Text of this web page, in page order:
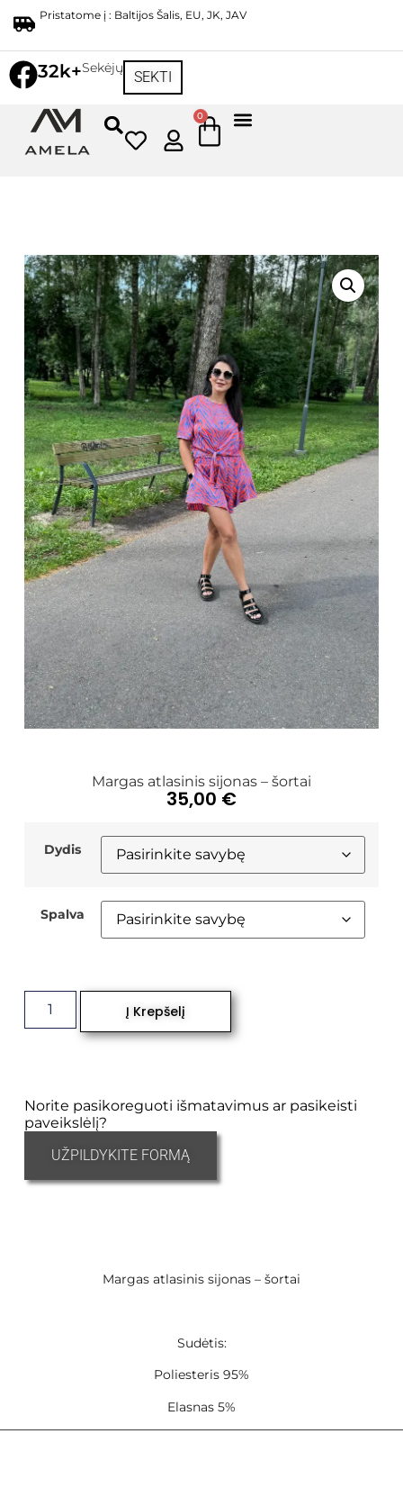
Pristatome į : Baltijos Šalis, EU, JK, JAV
32k+Sekėjų
SEKTI
0
Margas atlasinis sijonas – šortai
Margas atlasinis sijonas – šortai
Sudėtis:
Poliesteris 95%
Elasnas 5%
35,00 €
Dydis
Spalva
Į Krepšelį
Norite pasikoreguoti išmatavimus ar pasikeisti
paveikslėlį?
UŽPILDYKITE FORMĄ